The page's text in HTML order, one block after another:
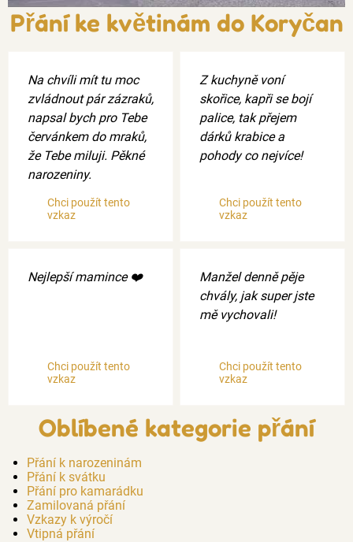
Přání ke květinám do Koryčan
Na chvíli mít tu moc
zvládnout pár zázraků,
napsal bych pro Tebe
červánkem do mraků,
že Tebe miluji. Pěkné
narozeniny.
Chci použít tento
vzkaz
Z kuchyně voní
skořice, kapři se bojí
palice, tak přejem
dárků krabice a
pohody co nejvíce!
Chci použít tento
vzkaz
Nejlepší mamince ❤️
Chci použít tento
vzkaz
Manžel denně pěje
chvály, jak super jste
mě vychovali!
Chci použít tento
vzkaz
Oblíbené kategorie přání
Přání k narozeninám
Přání k svátku
Přání pro kamarádku
Zamilovaná přání
Vzkazy k výročí
Vtipná přání